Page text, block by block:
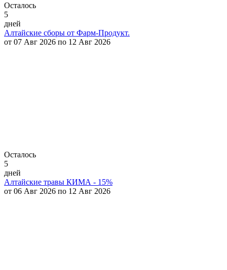
Осталось
5
дней
Алтайские сборы от Фарм-Продукт.
от 07 Авг 2026 по 12 Авг 2026
Осталось
5
дней
Алтайские травы КИМА - 15%
от 06 Авг 2026 по 12 Авг 2026